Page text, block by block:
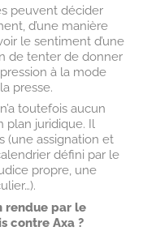
peuvent décider
d’une manière
le sentiment d’une
de tenter de donner
à la mode
presse.
toutefois aucun
plan juridique. Il
(une assignation et
défini par le
propre, une
rendue par le
contre Axa ?